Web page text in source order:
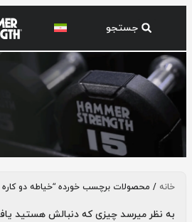
خیاطه دو کاره RSخانه / محصولات برچسب خورده “خیاطه دو کاره RS”
به نظر میرسد چیزی که دنبالش هستید